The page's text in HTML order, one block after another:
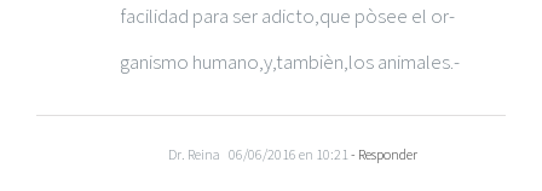
facilidad para ser adicto,que pòsee el or-
ganismo humano,y,tambièn,los animales.-
Dr. Reina 06/06/2016 en 10:21 - Responder